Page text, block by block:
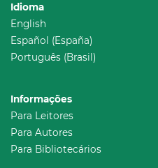
Idioma
English
Español (España)
Português (Brasil)
Informações
Para Leitores
Para Autores
Para Bibliotecários